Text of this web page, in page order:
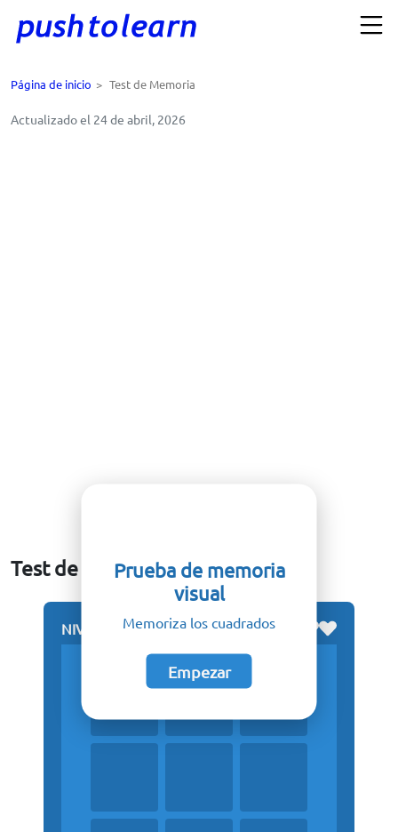
Página de inicio > Test de Memoria
Actualizado el 24 de abril, 2026
Test de MemoriaPrueba de memoria
visual
Memoriza los cuadrados
Empezar
NIVEL
VIDAS
LEFT:2